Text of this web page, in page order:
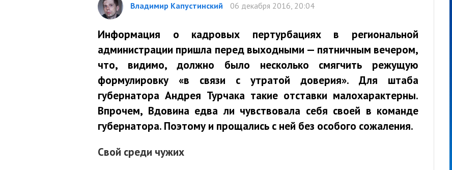
Владимир Капустинский 06 декабря 2016, 20:04
Информация о кадровых пертурбациях в региональной
администрации пришла перед выходными — пятничным вечером,
что, видимо, должно было несколько смягчить режущую
формулировку «в связи с утратой доверия». Для штаба
губернатора Андрея Турчака такие отставки малохарактерны.
Впрочем, Вдовина едва ли чувствовала себя своей в команде
губернатора. Поэтому и прощались с ней без особого сожаления.
Свой среди чужих